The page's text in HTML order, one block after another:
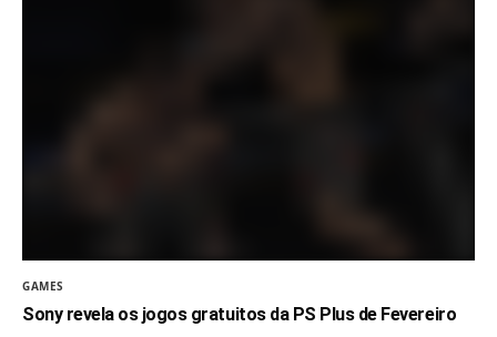
GAMES
Sony revela os jogos gratuitos da PS Plus de Fevereiro